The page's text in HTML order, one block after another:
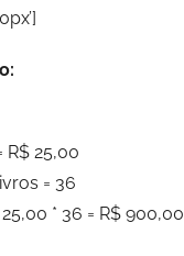
R$ 25,00
= 36
* 36 = R$ 900,00